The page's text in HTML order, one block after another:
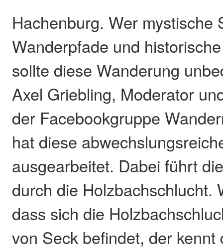
Hachenburg. Wer mystische
Wanderpfade und
sollte diese Wanderung
Axel Griebling, Moderator
der Facebookgruppe
hat diese
ausgearbeitet. Dabei führt
durch die Holzbachschlucht.
dass sich die
von Seck befindet, der kennt